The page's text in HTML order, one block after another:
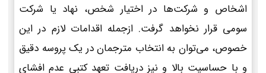
اشخاص و شرکت‌ها در اختیار شخص، نهاد یا شرکت
سومی قرار نخواهد گرفت. ازجمله اقدامات لازم در این
خصوص، می‌توان به انتخاب مترجمان در یک پروسه دقیق
و با حساسیت بالا و نیز دریافت تعهد کتبی عدم افشای